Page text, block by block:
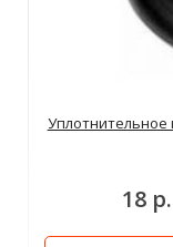
Уплотнительное
18 р.